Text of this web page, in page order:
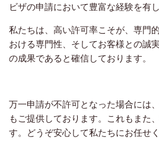
ビザの申請において豊富な経験を有
私たちは、高い許可率こそが、専門
おける専門性、そしてお客様との誠
の成果であると確信しております。
万一申請が不許可となった場合には
もご提供しております。これもまた
す。どうぞ安心して私たちにお任せく